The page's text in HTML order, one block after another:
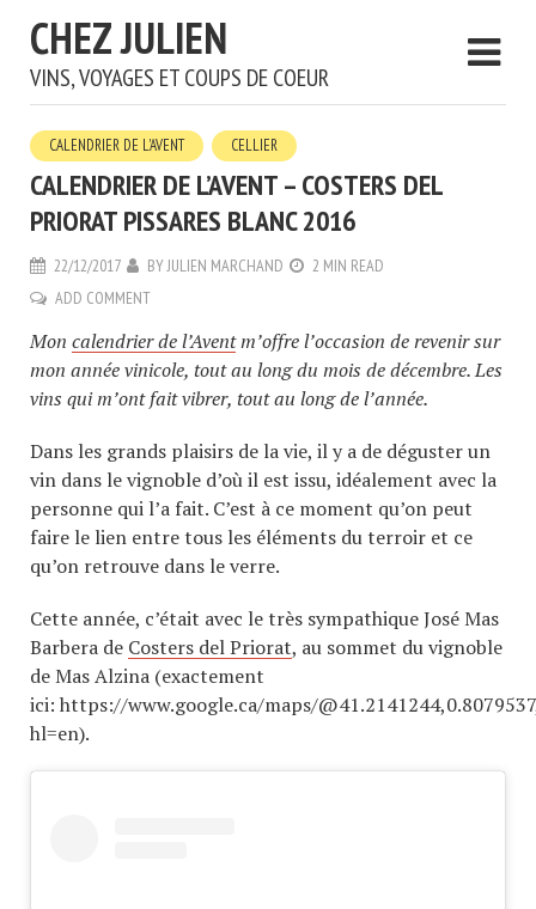
CHEZ JULIEN
VINS, VOYAGES ET COUPS DE COEUR
CALENDRIER DE L'AVENT CELLIER
CALENDRIER DE L’AVENT – COSTERS DEL
PRIORAT PISSARES BLANC 2016
22/12/2017 BYJULIEN MARCHAND
2 MIN READ
ADD COMMENT
Mon calendrier de l’Aventm’offre l’occasion de revenir sur
mon année vinicole, tout au long du mois de décembre. Les
vins qui m’ont fait vibrer, tout au long de l’année.
Dans les grands plaisirs de la vie, il y a de déguster un
vin dans le vignoble d’où il est issu, idéalement avec la
personne qui l’a fait. C’est à ce moment qu’on peut
faire le lien entre tous les éléments du terroir et ce
qu’on retrouve dans le verre.
Cette année, c’était avec le très sympathique José Mas
Barbera de Costers del Priorat, au sommet du vignoble
de Mas Alzina (exactement
ici: https://www.google.ca/maps/
hl=en).